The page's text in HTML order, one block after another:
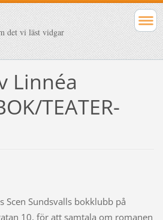
det vi läst vidgar
Linnéa
TEATER-
Scen Sundsvalls bokklubb på
10, för att samtala om romanen